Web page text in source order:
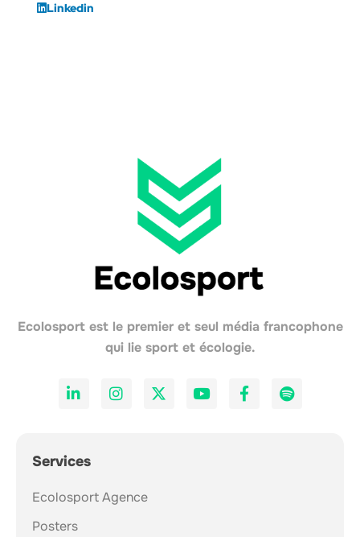
Linkedin
Ecolosport est le premier et seul média francophone
qui lie sport et écologie.
Services
Ecolosport Agence
Posters